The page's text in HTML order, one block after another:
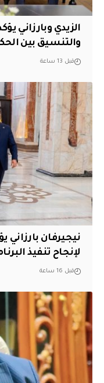
الزيدي وبارزاني
والتنسيق بين
قبل 13 ساعة
نيجيرفان بارزاني
لإنجاح تنفيذ
قبل 16 ساعة